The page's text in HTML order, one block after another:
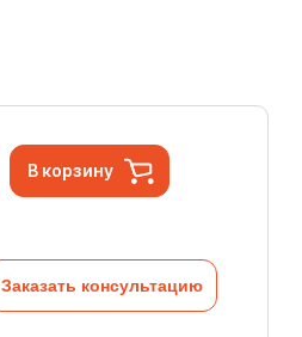
В корзину
Заказать консультацию